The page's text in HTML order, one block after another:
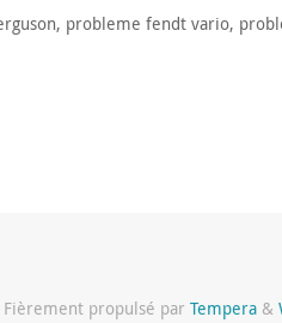
, probleme fendt vario,
Fièrement propulsé par Tempera &